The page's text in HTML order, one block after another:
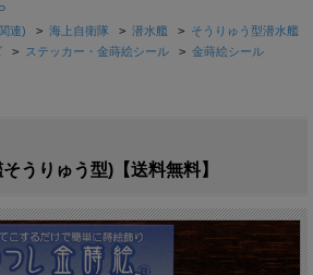
連) > 海上自衛隊 > 潜水艦 > そうりゅう型潜水艦
> ステッカー・金蒔絵シール > 金蒔絵シール
うりゅう型)【送料無料】